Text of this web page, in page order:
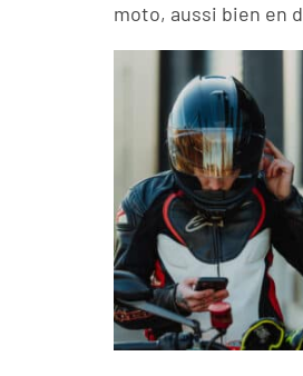
moto, aussi bien en